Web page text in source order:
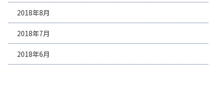
2018年8月
2018年7月
2018年6月